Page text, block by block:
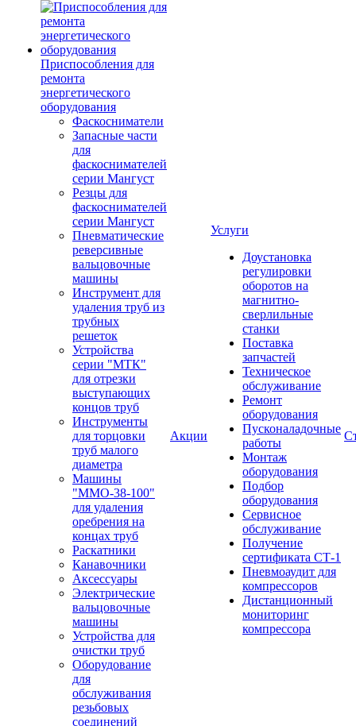
Приспособления для
ремонта
энергетического
оборудования
Фаскосниматели
Запасные части
для
фаскоснимателей
серии Мангуст
Резцы для
фаскоснимателей
серии Мангуст
Пневматические
реверсивные
вальцовочные
машины
Инструмент для
удаления труб из
трубных
решеток
Устройства
серии "МТК"
для отрезки
выступающих
концов труб
Инструменты
для торцовки
труб малого
диаметра
Машины
"ММО-38-100"
для удаления
оребрения на
концах труб
Раскатники
Канавочники
Аксессуары
Электрические
вальцовочные
машины
Устройства для
очистки труб
Оборудование
для
обслуживания
резьбовых
соединений
Акции
Услуги
Доустановка
регулировки
оборотов на
магнитно-
сверлильные
станки
Поставка
запчастей
Техническое
обслуживание
Ремонт
оборудования
Пусконаладочные
работы
Монтаж
оборудования
Подбор
оборудования
Сервисное
обслуживание
Получение
сертификата СТ-1
Пневмоаудит для
компрессоров
Дистанционный
мониторинг
компрессора